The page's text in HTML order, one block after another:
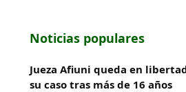
Noticias populares
Jueza Afiuni queda en
su caso tras más de 16 años